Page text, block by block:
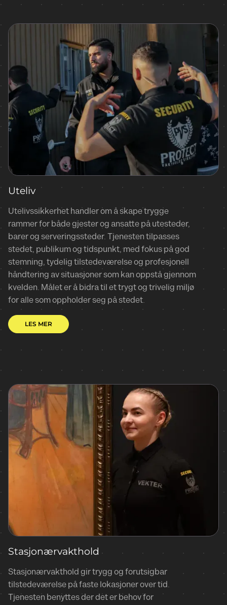
Uteliv
Utelivssikkerhet handler om å skape trygge
rammer for både gjester og ansatte på utesteder,
barer og serveringssteder. Tjenesten tilpasses
stedet, publikum og tidspunkt, med fokus på god
stemning, tydelig tilstedeværelse og profesjonell
håndtering av situasjoner som kan oppstå gjennom
kvelden. Målet er å bidra til et trygt og trivelig miljø
for alle som oppholder seg på stedet.
LES MER
Stasjonærvakthold
Stasjonærvakthold gir trygg og forutsigbar
tilstedeværelse på faste lokasjoner over tid.
Tjenesten benyttes der det er behov for